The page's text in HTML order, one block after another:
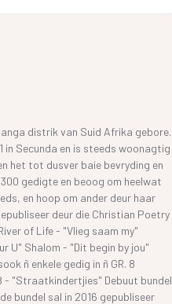
distrik van Suid Afrika gebore.
in Secunda en is steeds woonagtig
het tot dusver baie bevryding en
gedigte en beoog om heelwat
en hoop om ander deur haar
deur die Christian Poetry
of Life - "Vlieg saam my"
U" Shalom - "Dit begin by jou"
ñ enkele gedig in ñ GR. 8
- "Straatkindertjies" Debuut bundel
bundel sal in 2016 gepubliseer